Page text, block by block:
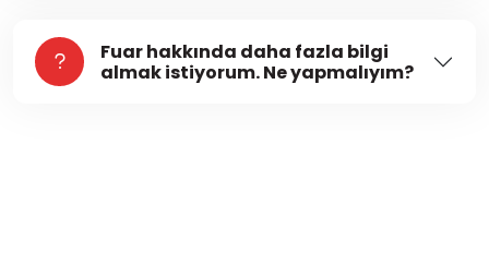
Fuar hakkında daha fazla bilgi
almak istiyorum. Ne yapmalıyım?